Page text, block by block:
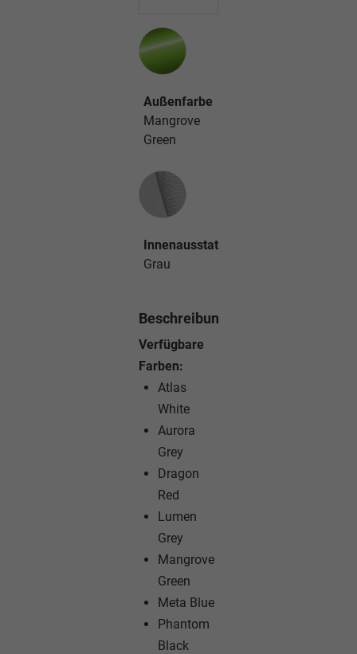
Außenfarbe
Mangrove
Green
Innenausstattung
Innenausstattung
Grau
Beschreibung
Verfügbare
Farben:
Atlas
White
Aurora
Grey
Dragon
Red
Lumen
Grey
Mangrove
Green
Meta Blue
Phantom
Black